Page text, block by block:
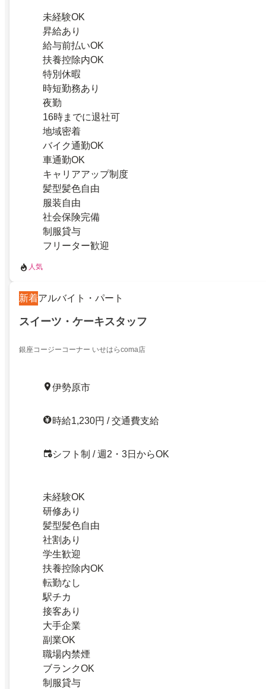
未経験OK
昇給あり
給与前払いOK
扶養控除内OK
特別休暇
時短勤務あり
夜勤
16時までに退社可
地域密着
バイク通勤OK
車通勤OK
キャリアアップ制度
髪型髪色自由
服装自由
社会保険完備
制服貸与
フリーター歓迎
人気
新着アルバイト・パート
スイーツ・ケーキスタッフ
銀座コージーコーナー いせはらcoma店
伊勢原市
時給1,230円 / 交通費支給
シフト制 / 週2・3日からOK
未経験OK
研修あり
髪型髪色自由
社割あり
学生歓迎
扶養控除内OK
転勤なし
駅チカ
接客あり
大手企業
副業OK
職場内禁煙
ブランクOK
制服貸与